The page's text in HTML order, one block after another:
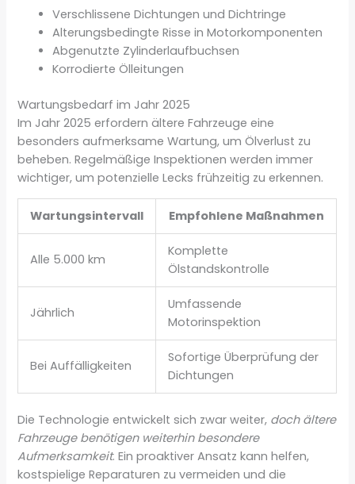
Verschlissene Dichtungen und Dichtringe
Alterungsbedingte Risse in Motorkomponenten
Abgenutzte Zylinderlaufbuchsen
Korrodierte Ölleitungen
Wartungsbedarf im Jahr 2025
Im Jahr 2025 erfordern ältere Fahrzeuge eine
besonders aufmerksame Wartung, um Ölverlust zu
beheben. Regelmäßige Inspektionen werden immer
wichtiger, um potenzielle Lecks frühzeitig zu erkennen.
Wartungsintervall Empfohlene Maßnahmen
Alle 5.000 km
Komplette
Ölstandskontrolle
Jährlich
Umfassende
Motorinspektion
Bei Auffälligkeiten
Sofortige Überprüfung der
Dichtungen
Die Technologie entwickelt sich zwar weiter, doch ältere
Fahrzeuge benötigen weiterhin besondere
Aufmerksamkeit. Ein proaktiver Ansatz kann helfen,
kostspielige Reparaturen zu vermeiden und die